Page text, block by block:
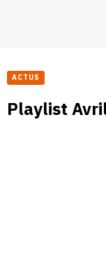
ACTUS
Playlist